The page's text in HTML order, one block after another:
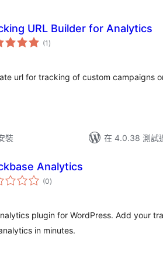
URL Builder for Analytics
(1 總
評)
url for tracking of custom campaigns
裝
在 4.0.38 測試
Analytics
(0總
評)
plugin for WordPress. Add your
in minutes.